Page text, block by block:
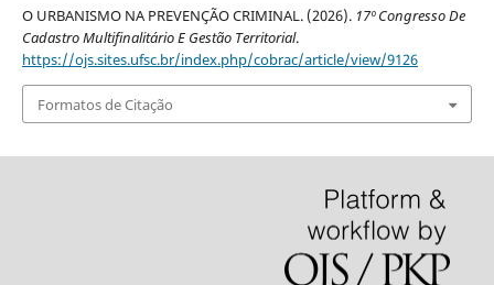
O URBANISMO NA PREVENÇÃO CRIMINAL. (2026). 17º Congresso De
Cadastro Multifinalitário E Gestão Territorial.
https://ojs.sites.ufsc.br/index.php/cobrac/article/view/9126
Formatos de Citação